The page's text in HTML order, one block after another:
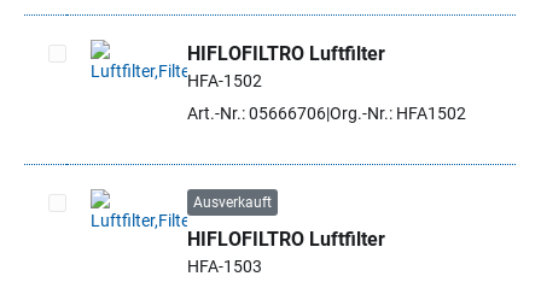
Artikel auswählen
HIFLOFILTRO Luftfilter
HFA-1502
Art.-Nr.: 05666706Org.-Nr.: HFA1502
Artikel auswählen
Ausverkauft
HIFLOFILTRO Luftfilter
HFA-1503